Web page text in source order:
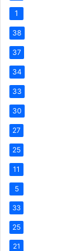
1
38
37
34
33
30
27
25
11
5
33
25
21